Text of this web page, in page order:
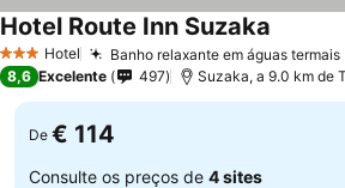
3 EstrelasHotel Banho relaxante em águas termais
Hotel Route Inn Suzaka
8,6 Excelente 497 Suzaka, a 9.0 km de
De € 114
Consulte os preços de 4 sites